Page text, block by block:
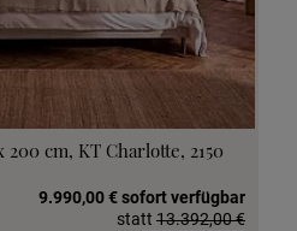
cm, KT Charlotte, 2150
9.990,00 € sofort verfügbar
statt 13.392,00 €